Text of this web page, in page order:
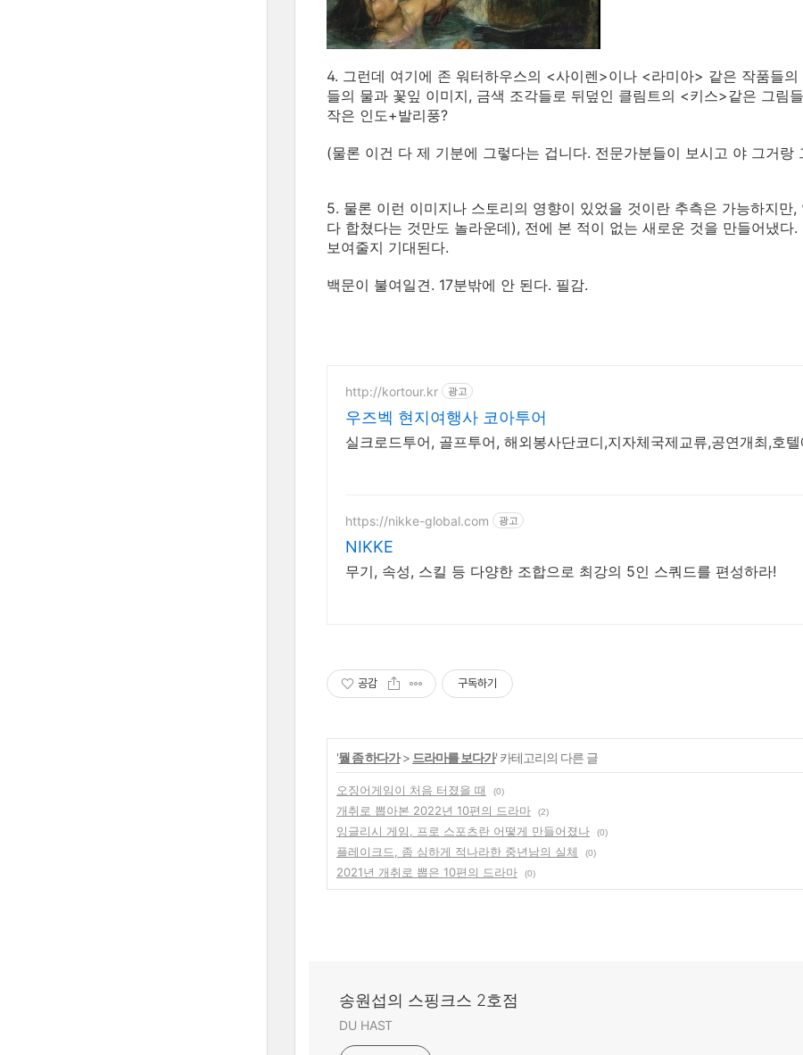
4. 그런데 여기에 존 워터하우스의 <사이렌>이나 <라미아> 같은 작품들
들의 물과 꽃잎 이미지, 금색 조각들로 뒤덮인 클림트의 <키스>같은 그림
작은 인도+발리풍?
(물론 이건 다 제 기분에 그렇다는 겁니다. 전문가분들이 보시고 야 그거랑
5. 물론 이런 이미지나 스토리의 영향이 있었을 것이란 추측은 가능하지
다 합쳤다는 것만도 놀라운데), 전에 본 적이 없는 새로운 것을 만들어냈
보여줄지 기대된다.
백문이 불여일견. 17분밖에 안 된다. 필감.
http://kortour.kr 광고
우즈벡 현지여행사 코아투어
실크로드투어, 골프투어, 해외봉사단코디,지자체국제교류,공연개최,호
https://nikke-global.com 광고
NIKKE
무기, 속성, 스킬 등 다양한 조합으로 최강의 5인 스쿼드를 편성하라!
공감 구독하기
'뭘 좀 하다가> 드라마를 보다가' 카테고리의 다른 글
오징어게임이 처음 터졌을 때 (0)
개취로 뽑아본 2022년 10편의 드라마
(2)
잉글리시 게임, 프로 스포츠란 어떻게 만들어졌나
(0)
플레이크드, 좀 심하게 적나라한 중년남의 실체
(0)
2021년 개취로 뽑은 10편의 드라마
(0)
송원섭의 스핑크스 2호점
DU HAST